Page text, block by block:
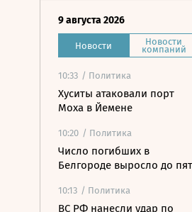
9 августа 2026
Новости Новости
компаний
10:33 / Политика
Хуситы атаковали порт
Моха в Йемене
10:20 / Политика
Число погибших в
Белгороде выросло до
10:13 / Политика
ВС РФ нанесли удар по